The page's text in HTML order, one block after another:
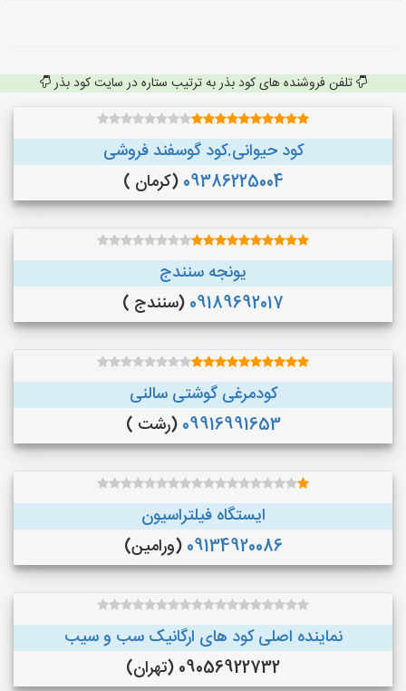
تلفن فروشنده های کود بذر به ترتیب ستاره در سایت کود بذر
کود حیوانی.کود گوسفند فروشی
09386225004 (کرمان )
یونجه سنندج
09189692017 (سنندج )
کودمرغی گوشتی سالنی
09916991653 (رشت )
ایستگاه فیلتراسیون
09134920086 (ورامین)
نماینده اصلی کود های ارگانیک سب و سیب
09056922732 (تهران)